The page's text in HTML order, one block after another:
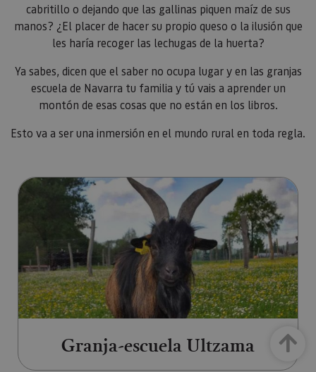
cabritillo o dejando que las gallinas piquen maíz de sus
manos? ¿El placer de hacer su propio queso o la ilusión que
les haría recoger las lechugas de la huerta?
Ya sabes, dicen que el saber no ocupa lugar y en las granjas
escuela de Navarra tu familia y tú vais a aprender un
montón de esas cosas que no están en los libros.
Esto va a ser una inmersión en el mundo rural en toda regla.
Ir a Granja-escuela Ultzama
Granja-escuela Ultzama Arriba